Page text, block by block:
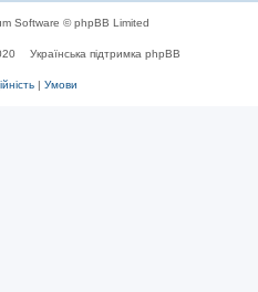
Software © phpBB Limited
Українська підтримка phpBB
| Умови